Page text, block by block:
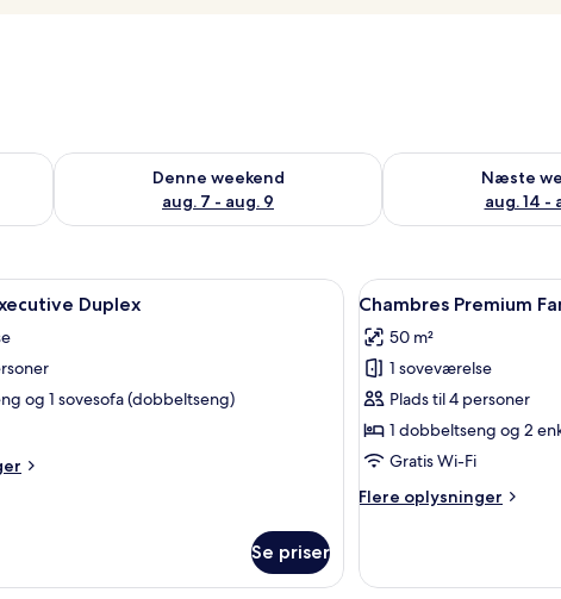
7 - aug. 8
Denne weekend
aug. 7 - aug. 9
Tjek tilgængelighed for denne weekend aug. 7 - aug. 9
Næste
aug. 14 -
Tjek tilgængelighed
blomstervase og en flaske vin.Et hotelværelse med en stor seng, en sengegavl, et natbord, en
Duplex
og 1 sovesofa (dobbeltseng)
Se priser
Indlæs
alle
billeder
af
Chambres
Premium
Familiales
4
Chambres Premium
50 m²
1 soveværelse
Plads til 4 personer
1 dobbeltseng og 2
Gratis Wi-Fi
Flere oplysninger
Flere
Premium